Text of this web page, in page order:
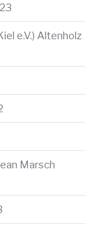
e.V.) Altenholz
Marsch